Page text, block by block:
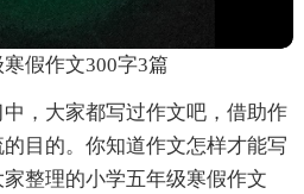
寒假作文300字3篇
，大家都写过作文吧，借助作
目的。你知道作文怎样才能写
整理的小学五年级寒假作文